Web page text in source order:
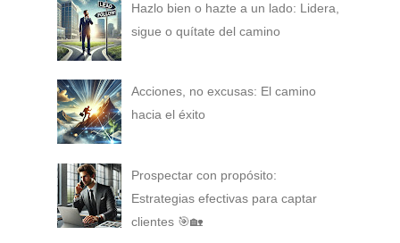
Hazlo bien o hazte a un lado: Lidera,
sigue o quítate del camino
Acciones, no excusas: El camino
hacia el éxito
Prospectar con propósito:
Estrategias efectivas para captar
clientes 🎯🏡